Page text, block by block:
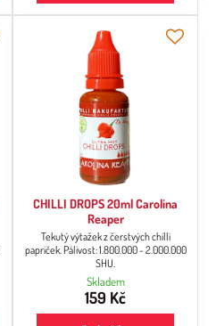
CHILLI DROPS 20ml Carolina
Reaper
Tekutý výtažek z čerstvých chilli
papriček. Pálivost: 1.800.000 - 2.000.000
SHU.
Skladem
159 Kč